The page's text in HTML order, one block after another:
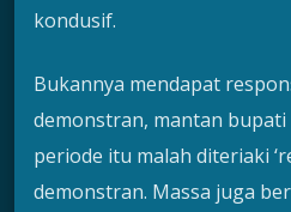
kondusif.
Bukannya mendapat
demonstran, mantan
periode itu malah diteriaki
demonstran. Massa juga